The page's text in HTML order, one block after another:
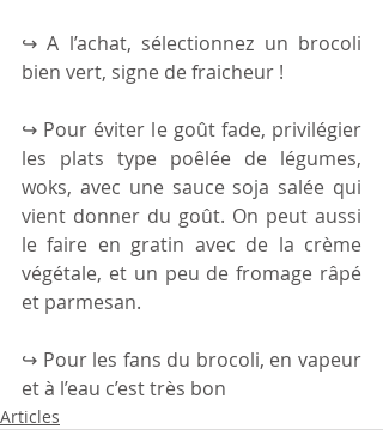
↪ A l’achat, sélectionnez un brocoli
bien vert, signe de fraicheur !
↪ Pour éviter le goût fade, privilégier
les plats type poêlée de légumes,
woks, avec une sauce soja salée qui
vient donner du goût. On peut aussi
le faire en gratin avec de la crème
végétale, et un peu de fromage râpé
et parmesan.
↪ Pour les fans du brocoli, en vapeur
et à l’eau c’est très bon
Articles